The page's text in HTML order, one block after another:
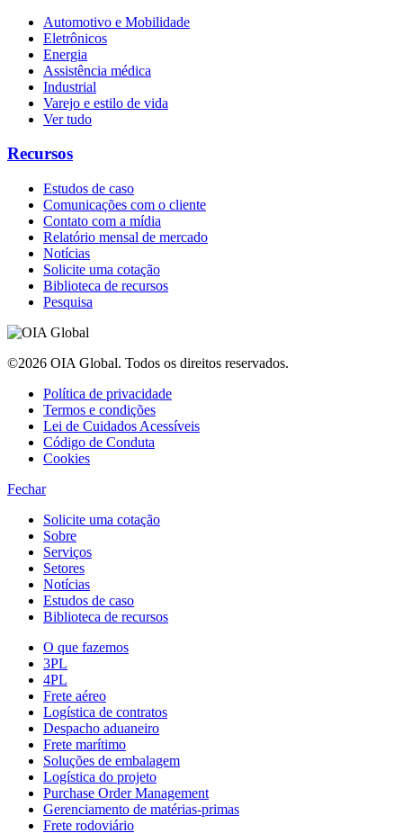
Automotivo e Mobilidade
Eletrônicos
Energia
Assistência médica
Industrial
Varejo e estilo de vida
Ver tudo
Recursos
Estudos de caso
Comunicações com o cliente
Contato com a mídia
Relatório mensal de mercado
Notícias
Solicite uma cotação
Biblioteca de recursos
Pesquisa
©2026 OIA Global. Todos os direitos reservados.
Política de privacidade
Termos e condições
Lei de Cuidados Acessíveis
Código de Conduta
Cookies
Fechar
Solicite uma cotação
Sobre
Serviços
Setores
Notícias
Estudos de caso
Biblioteca de recursos
O que fazemos
3PL
4PL
Frete aéreo
Logística de contratos
Despacho aduaneiro
Frete marítimo
Soluções de embalagem
Logística do projeto
Purchase Order Management
Gerenciamento de matérias-primas
Frete rodoviário